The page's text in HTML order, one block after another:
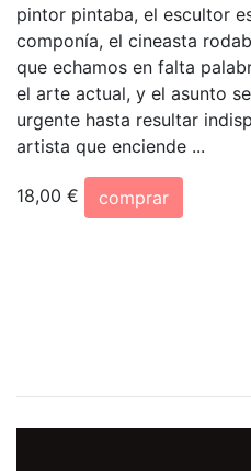
pintor pintaba, el escultor
componía, el cineasta
que echamos en falta
el arte actual, y el asunto
urgente hasta resultar
artista que enciende ...
18,00 €
comprar